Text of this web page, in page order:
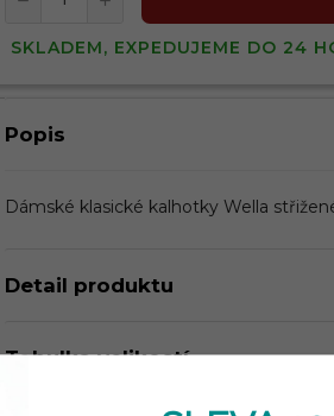
SKLADEM, EXPEDUJEME DO 24
Popis
Dámské klasické kalhotky Wella
Detail produktu
Tabulka velikostí